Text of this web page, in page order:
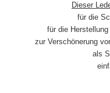
Dieser
für die
für die
zur Verschönerung
als